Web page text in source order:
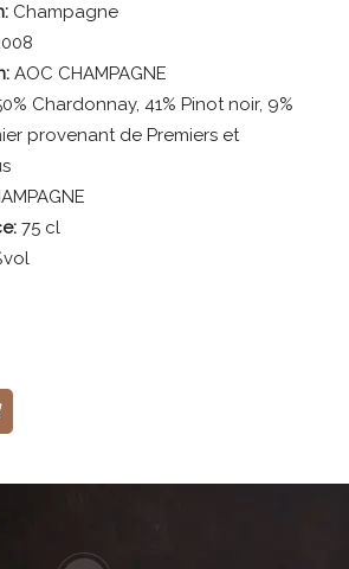
Champagne
AOC CHAMPAGNE
Chardonnay, 41% Pinot noir, 9%
provenant de Premiers et
75cl